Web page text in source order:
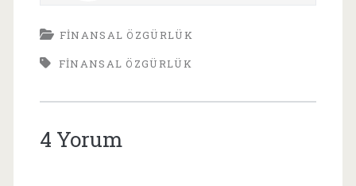
FINANSAL ÖZGÜRLÜK
FINANSAL ÖZGÜRLÜK
4 Yorum